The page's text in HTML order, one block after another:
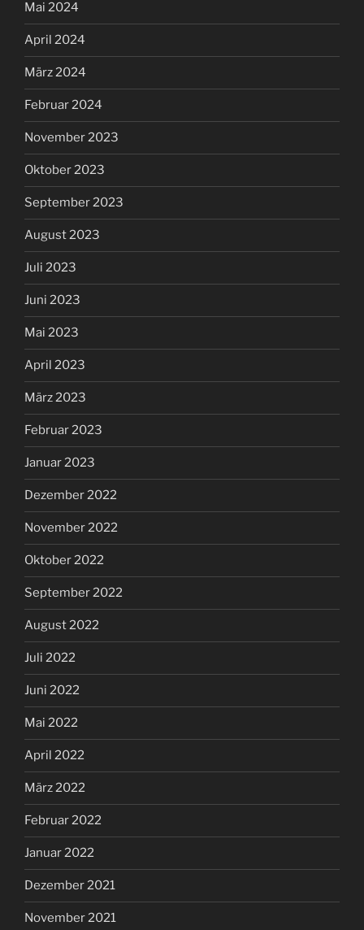
Mai 2024
April 2024
März 2024
Februar 2024
November 2023
Oktober 2023
September 2023
August 2023
Juli 2023
Juni 2023
Mai 2023
April 2023
März 2023
Februar 2023
Januar 2023
Dezember 2022
November 2022
Oktober 2022
September 2022
August 2022
Juli 2022
Juni 2022
Mai 2022
April 2022
März 2022
Februar 2022
Januar 2022
Dezember 2021
November 2021